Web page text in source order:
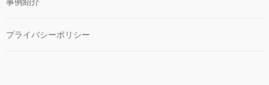
プライバシーポリシー